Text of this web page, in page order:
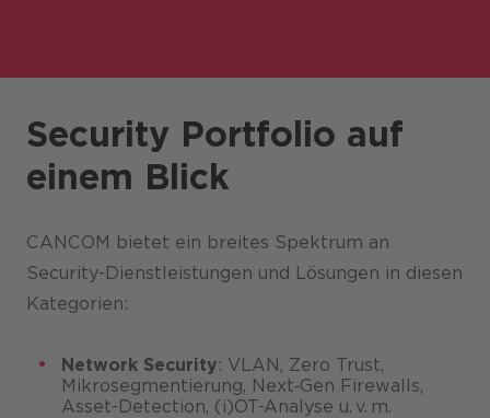
Security Portfolio auf
einem Blick
CANCOM bietet ein breites Spektrum an
Security-Dienstleistungen und Lösungen in diesen
Kategorien:
Network Security: VLAN, Zero Trust,
Mikrosegmentierung, Next‑Gen Firewalls,
Asset-Detection, (i)OT-Analyse u. v. m.